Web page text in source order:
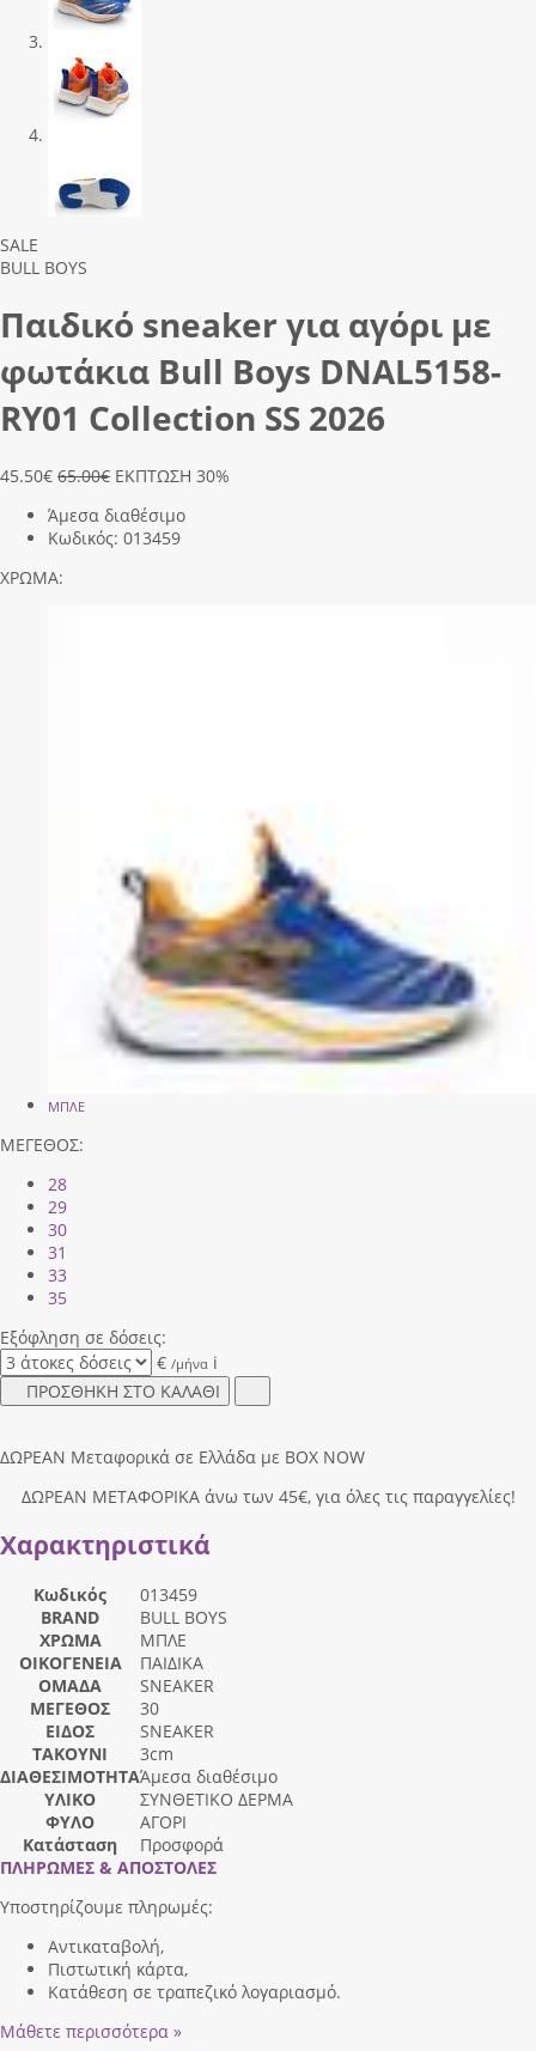
Previous
Next
SALE
BULL BOYS
Παιδικό sneaker για αγόρι με
φωτάκια Bull Boys DΝΑL5158-
RΥ01 Collection SS 2026
45.50€ 65.00€ ΕΚΠΤΩΣΗ 30%
Άμεσα διαθέσιμο
Κωδικός: 013459
ΧΡΩΜΑ:
ΜΠΛΕ
ΜΕΓΕΘΟΣ:
28
29
30
31
33
35
Εξόφληση σε δόσεις:
€ /μήνα i
ΠΡΟΣΘΗΚΗ ΣΤΟ ΚΑΛΑΘΙ
ΔΩΡΕΑΝ Μεταφορικά σε Ελλάδα με BOX NOW
ΔΩΡΕΑΝ ΜΕΤΑΦΟΡΙΚΑ άνω των 45€, για όλες τις παραγγελίες!
Χαρακτηριστικά
Κωδικός
013459
BRAND
BULL BOYS
ΧΡΩΜΑ
ΜΠΛΕ
ΟΙΚΟΓΕΝΕΙΑ
ΠΑΙΔΙΚΑ
ΟΜΑΔΑ
SNEAKER
ΜΕΓΕΘΟΣ
30
ΕΙΔΟΣ
SNEAKER
ΤΑΚΟΥΝΙ
3cm
ΔΙΑΘΕΣΙΜΟΤΗΤΑΆμεσα διαθέσιμο
ΥΛΙΚΟ
ΣΥΝΘΕΤΙΚΟ ΔΕΡΜΑ
ΦΥΛΟ
ΑΓΟΡΙ
Κατάσταση
Προσφορά
ΠΛΗΡΩΜΕΣ & ΑΠΟΣΤΟΛΕΣ
Υποστηρίζουμε πληρωμές:
Αντικαταβολή,
Πιστωτική κάρτα,
Κατάθεση σε τραπεζικό λογαριασμό.
Μάθετε περισσότερα »